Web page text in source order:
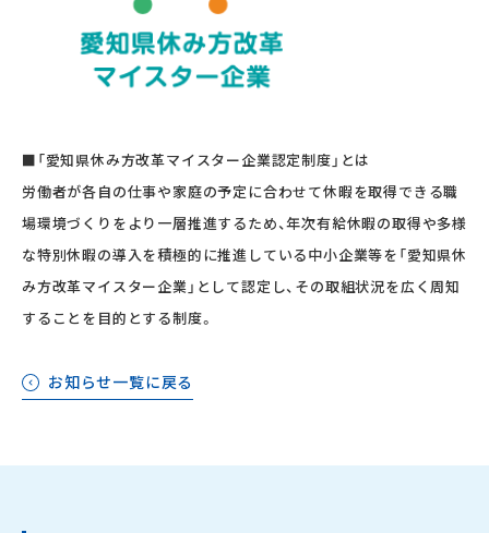
■「愛知県休み方改革マイスター企業認定制度」とは
労働者が各自の仕事や家庭の予定に合わせて休暇を取得できる職
場環境づくりをより一層推進するため、年次有給休暇の取得や多様
な特別休暇の導入を積極的に推進している中小企業等を「愛知県休
み方改革マイスター企業」として認定し、その取組状況を広く周知
することを目的とする制度。
お知らせ一覧に戻る